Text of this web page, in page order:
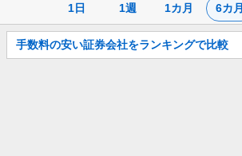
1日 1週 1カ月 6カ月
お
知
手数料の安い証券会社をランキングで比較